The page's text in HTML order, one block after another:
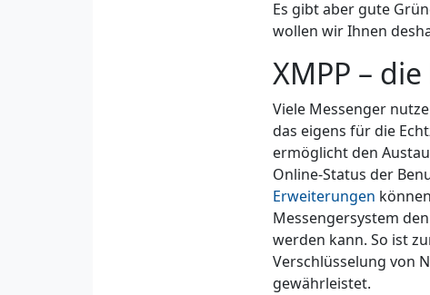
Es gibt aber gute
wollen wir Ihnen
XMPP –
Viele Messenger
das eigens für die
ermöglicht den
Online-Status der
Erweiterungen
Messengersystem
werden kann. So ist
Verschlüsselung von
gewährleistet.